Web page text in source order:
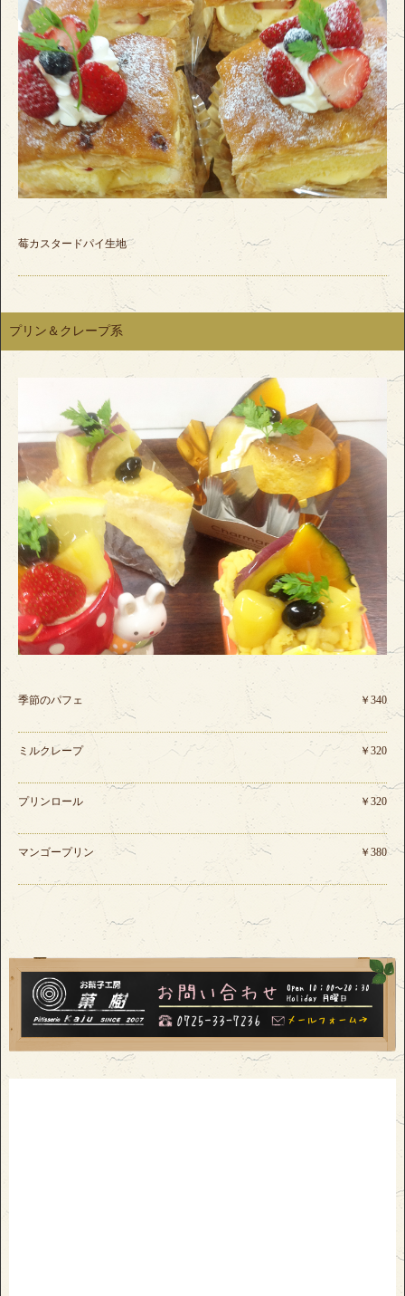
莓カスタードパイ生地
プリン＆クレープ系
季節のパフェ ￥340
ミルクレープ ￥320
プリンロール ￥320
マンゴープリン ￥380